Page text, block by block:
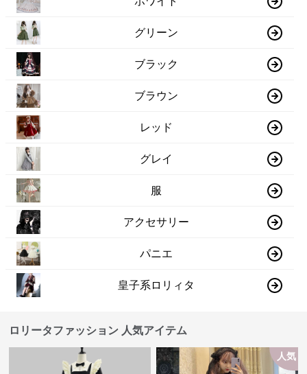
グリーン
ブラック
ブラウン
レッド
グレイ
服
アクセサリー
パニエ
皇子系ロリィタ
ロリータファッション 人気アイテム
人気